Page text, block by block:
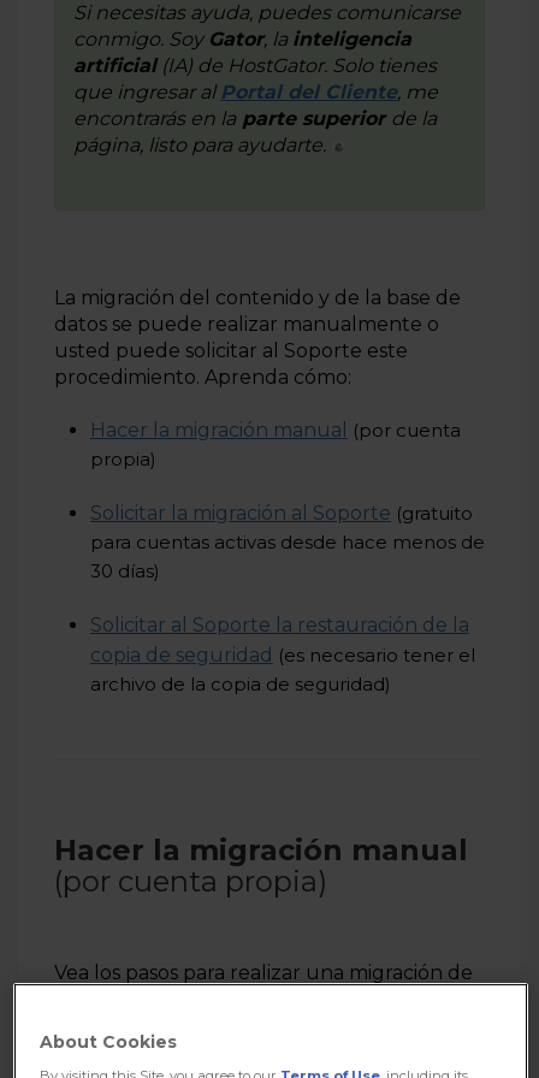
Cómo migrar un sitio web sin que se caiga
Cómo hacer la migración de mi sitio sin cPanel
Reglas y plazos de la migración de HostGator
Si necesitas ayuda, puedes comunicarse
conmigo. Soy Gator, la inteligencia
artificial(IA) de HostGator. Solo tienes
que ingresar al Portal del Cliente, me
encontrarás en la parte superior de la
página, listo para ayudarte.
La migración del contenido y de la base de
datos se puede realizar manualmente o
usted puede solicitar al Soporte este
procedimiento. Aprenda cómo:
Hacer la migración manual
(por cuenta
propia)
Solicitar la migración al Soporte (gratuito
para cuentas activas desde hace menos de
30 días)
Solicitar al Soporte la restauración de la
copia de seguridad (es necesario tener el
archivo de la copia de seguridad)
Hacer la migración manual
(por cuenta propia)
Vea los pasos para realizar una migración de
Etapa 1: Migrar el contenido
About Cookies